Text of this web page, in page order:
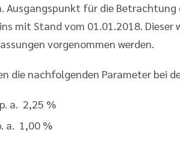
Ausgangspunkt für die Betrachtung
mit Stand vom 01.01.2018. Dieser
vorgenommen werden.
die nachfolgenden Parameter bei
a. 2,25 %
a. 1,00 %